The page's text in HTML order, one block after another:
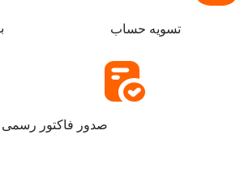
تسویه حساب
صدور فاکتور رسمی